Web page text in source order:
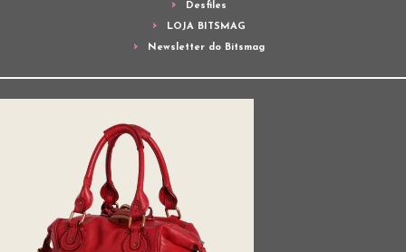
Desfiles
LOJA BITSMAG
Newsletter do Bitsmag